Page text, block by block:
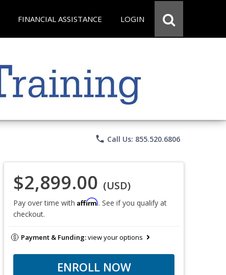
FINANCIAL ASSISTANCE LOGIN
phone Call Us: 855.520.6806
$2,899.00 (USD)
Pay over time with Affirm. See if you qualify at
checkout.
Payment & Funding:view your options
ENROLL NOW